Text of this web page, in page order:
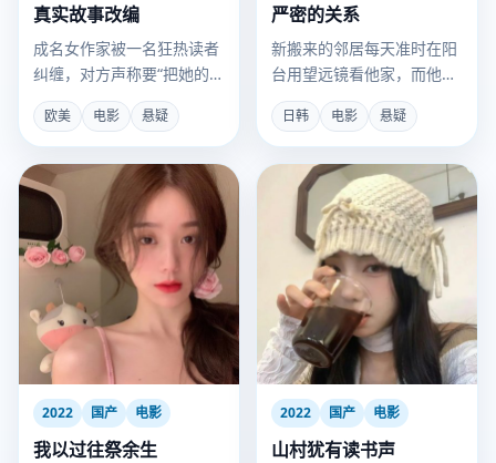
真实故事改编
成名女作家被一名狂热读者
纠缠，对方声称要“把她的生
活写成真实故事”。
欧美 电影 悬疑
严密的关系
新搬来的邻居每天准时在阳
台用望远镜看他家，而他却
觉得那是在保护他。
日韩 电影 悬疑
2022 国产 电影
我以过往祭余生
2022 国产 电影
山村犹有读书声